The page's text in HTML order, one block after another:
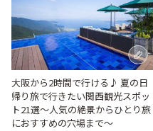
大阪から2時間で行ける♪ 夏の日
帰り旅で行きたい関西観光スポッ
ト21選～人気の絶景からひとり旅
におすすめの穴場まで～